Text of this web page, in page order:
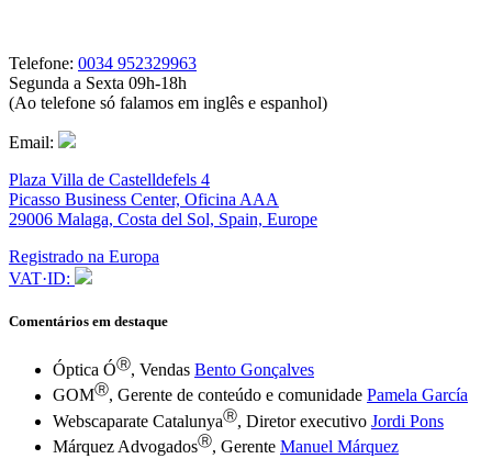
Telefone: 0034 952329963
Segunda a Sexta 09h-18h
(Ao telefone só falamos em inglês e espanhol)
Email:
Plaza Villa de Castelldefels 4
Picasso Business Center, Oficina AAA
29006 Malaga, Costa del Sol, Spain, Europe
Registrado na Europa
VAT·ID:
Comentários em destaque
Óptica ÓⓇ, Vendas Bento Gonçalves
GOMⓇ, Gerente de conteúdo e comunidade Pamela García
Webscaparate CatalunyaⓇ, Diretor executivo Jordi Pons
Márquez AdvogadosⓇ, Gerente Manuel Márquez